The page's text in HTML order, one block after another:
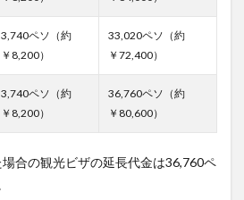
3,740ペソ（約
￥8,200）
33,020ペソ（約
￥72,400）
3,740ペソ（約
￥8,200）
36,760ペソ（約
￥80,600）
合の観光ビザの延長代金は36,760ペ